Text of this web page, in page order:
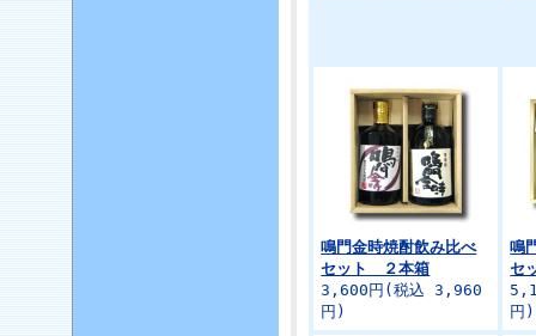
鳴門金時焼酎飲み比べ
セット ２本箱
3,600円(税込 3,960
円)
鳴
セ
円)